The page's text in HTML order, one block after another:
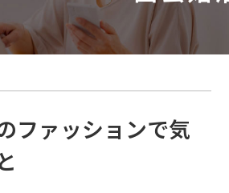
ファッションで気